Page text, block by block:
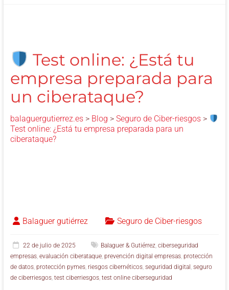
Test online: ¿Está tu
empresa preparada para
un ciberataque?
balaguergutierrez.es> Blog > Seguro de Ciber-riesgos>
Test online: ¿Está tu empresa preparada para un
ciberataque?
Balaguer gutiérrez Seguro de Ciber-riesgos
22 de julio de 2025 Balaguer & Gutiérrez, ciberseguridad
empresas, evaluación ciberataque, prevención digital empresas, protección
de datos, protección pymes, riesgos cibernéticos, seguridad digital , seguro
de ciberriesgos, test ciberriesgos, test online ciberseguridad